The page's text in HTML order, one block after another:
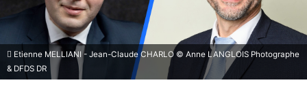
Etienne MELLIANI - Jean-Claude CHARLO © Anne LANGLOIS Photographe
& DFDS DR